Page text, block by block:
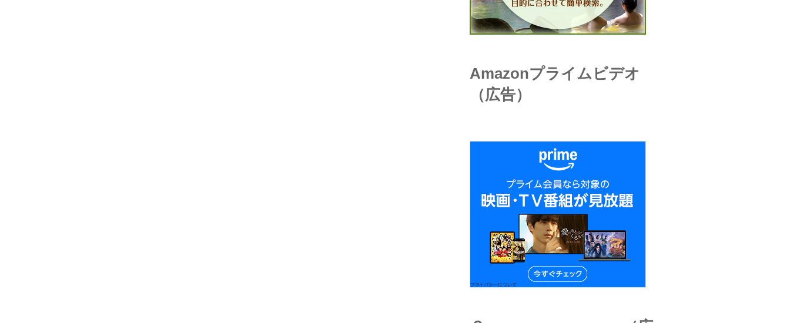
Amazonプライムビデオ
（広告）